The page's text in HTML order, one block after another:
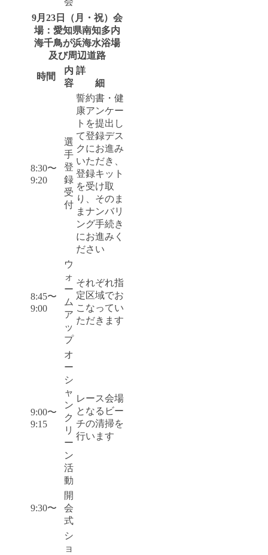
9月23日（月・祝）会
場：愛知県南知多内
海千鳥が浜海水浴場
及び周辺道路
時間
内
容
詳
細
8:30〜
9:20
選
手
登
録
受
付
誓約書・健
康アンケー
トを提出し
て登録デス
クにお進み
いただき、
登録キット
を受け取
り、そのま
まナンバリ
ング手続き
にお進みく
ださい
8:45〜
9:00
ウ
ォ
ー
ム
ア
ッ
プ
それぞれ指
定区域でお
こなってい
ただきます
9:00〜
9:15
オ
ー
シ
ャ
ン
ク
リ
ー
ン
活
動
レース会場
となるビー
チの清掃を
行います
9:30〜
開
会
式
シ
ョ